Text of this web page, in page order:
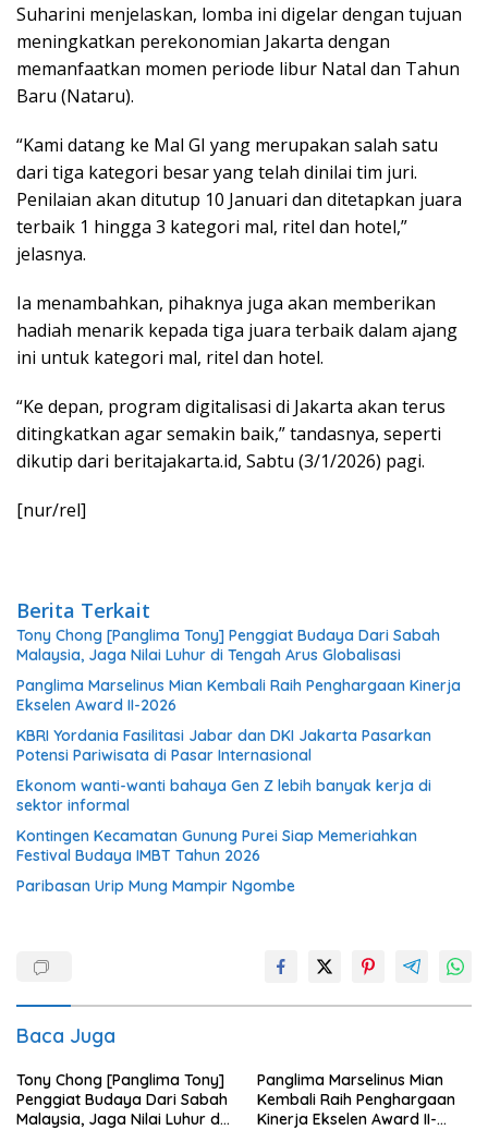
Suharini menjelaskan, lomba ini digelar dengan tujuan
meningkatkan perekonomian Jakarta dengan
memanfaatkan momen periode libur Natal dan Tahun
Baru (Nataru).
“Kami datang ke Mal GI yang merupakan salah satu
dari tiga kategori besar yang telah dinilai tim juri.
Penilaian akan ditutup 10 Januari dan ditetapkan juara
terbaik 1 hingga 3 kategori mal, ritel dan hotel,”
jelasnya.
Ia menambahkan, pihaknya juga akan memberikan
hadiah menarik kepada tiga juara terbaik dalam ajang
ini untuk kategori mal, ritel dan hotel.
“Ke depan, program digitalisasi di Jakarta akan terus
ditingkatkan agar semakin baik,” tandasnya, seperti
dikutip dari beritajakarta.id, Sabtu (3/1/2026) pagi.
[nur/rel]
Berita Terkait
Tony Chong [Panglima Tony] Penggiat Budaya Dari Sabah
Malaysia, Jaga Nilai Luhur di Tengah Arus Globalisasi
Panglima Marselinus Mian Kembali Raih Penghargaan Kinerja
Ekselen Award II-2026
KBRI Yordania Fasilitasi Jabar dan DKI Jakarta Pasarkan
Potensi Pariwisata di Pasar Internasional
Ekonom wanti-wanti bahaya Gen Z lebih banyak kerja di
sektor informal
Kontingen Kecamatan Gunung Purei Siap Memeriahkan
Festival Budaya IMBT Tahun 2026
Paribasan Urip Mung Mampir Ngombe
Baca Juga
Tony Chong [Panglima Tony]
Penggiat Budaya Dari Sabah
Malaysia, Jaga Nilai Luhur di
Panglima Marselinus Mian
Kembali Raih Penghargaan
Kinerja Ekselen Award II-